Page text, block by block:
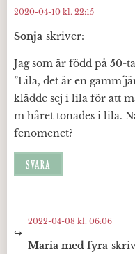
Sonja skriver:
2020-04-10 kl. 22:15
Jag som är född på 50-
”Lila, det är en
klädde sej i lila för att
m håret tonades i lila.
fenomenet?
SVARA
Maria med fyra
2022-04-08 kl. 06:06